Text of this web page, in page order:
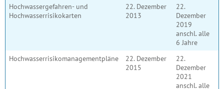
Hochwassergefahren- und
Hochwasserrisikokarten
22. Dezember
2013
22.
Dezember
2019
anschl. alle
6 Jahre
Hochwasserrisikomanagementpläne
22. Dezember
2015
22.
Dezember
2021
anschl. alle